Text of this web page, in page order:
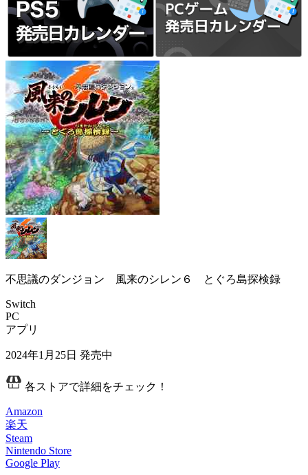
不思議のダンジョン 風来のシレン６ とぐろ島探検録
Switch
PC
アプリ
2024年1月25日 発売中
各ストアで詳細をチェック！
Amazon
楽天
Steam
Nintendo Store
Google Play